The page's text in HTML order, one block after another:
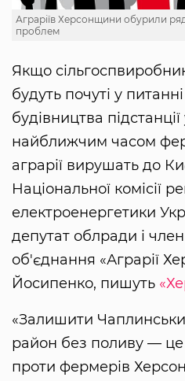
Аграріїв Херсонщини обурили
проблем
Якщо
будуть почуті у
будівництва
найближчим часом
аграрії вирушать до
Національної комісії
електроенергетики
депутат облради і
об'єднання «Аграрії
Йосипенко, пишуть
«Залишити
район без поливу — це
проти фермерів